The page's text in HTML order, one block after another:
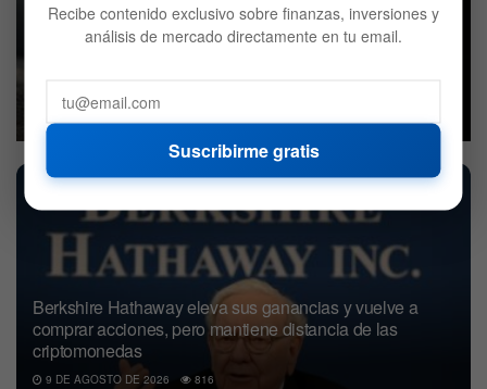
9 DE AGOSTO DE 2026 697
Berkshire Hathaway eleva sus ganancias y vuelve a
comprar acciones, pero mantiene distancia de las
criptomonedas
9 DE AGOSTO DE 2026 816
Recibe contenido exclusivo sobre finanzas, inversiones y
análisis de mercado directamente en tu email.
Suscribirme gratis